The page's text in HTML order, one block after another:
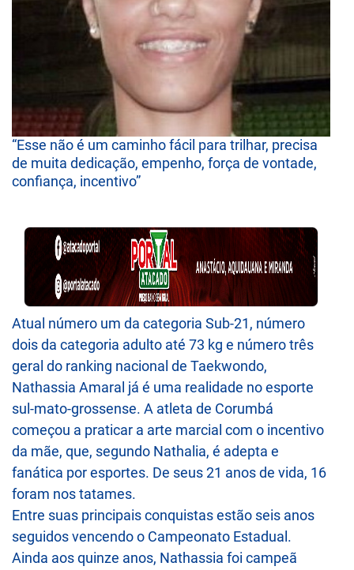
“Esse não é um caminho fácil para trilhar, precisa
de muita dedicação, empenho, força de vontade,
confiança, incentivo”
Atual número um da categoria Sub-21, número
dois da categoria adulto até 73 kg e número três
geral do ranking nacional de Taekwondo,
Nathassia Amaral já é uma realidade no esporte
sul-mato-grossense. A atleta de Corumbá
começou a praticar a arte marcial com o incentivo
da mãe, que, segundo Nathalia, é adepta e
fanática por esportes. De seus 21 anos de vida, 16
foram nos tatames.
Entre suas principais conquistas estão seis anos
seguidos vencendo o Campeonato Estadual.
Ainda aos quinze anos, Nathassia foi campeã